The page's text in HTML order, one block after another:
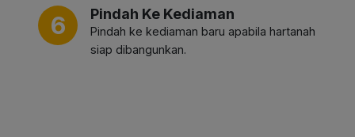
6 Pindah Ke Kediaman
Pindah ke kediaman baru apabila hartanah
siap dibangunkan.